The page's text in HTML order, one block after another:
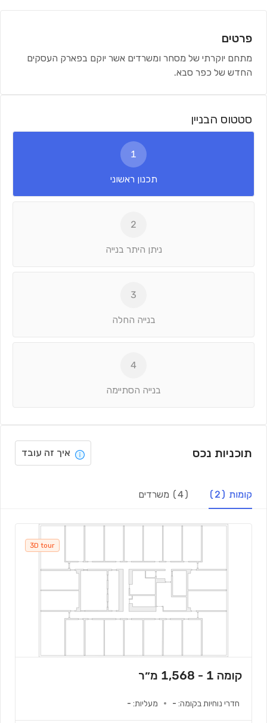
פרטים
מתחם יוקרתי של מסחר ומשרדים אשר יוקם בפארק העסקים
החדש של כפר סבא.
סטטוס הבניין
1
תכנון ראשוני
2
ניתן היתר בנייה
3
בנייה החלה
4
בנייה הסתיימה
תוכניות נכס איך זה עובד
קומות (2) (4) משרדים
3D tour
קומה 1 - 1,568 מ״ר
חדרי נוחיות בקומה:
- מעליות:
-